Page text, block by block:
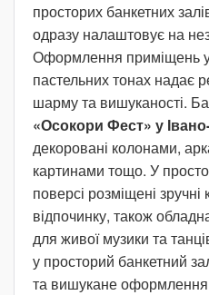
просторих банкетних
одразу налаштовує на
Оформлення приміщень у
пастельних тонах надає
шарму та вишуканості.
«Осокори Фест» у
декоровані колонами,
картинами тощо. У
поверсі розміщені
відпочинку, також
для живої музики та
у просторий банкетний
та вишукане оформлення,